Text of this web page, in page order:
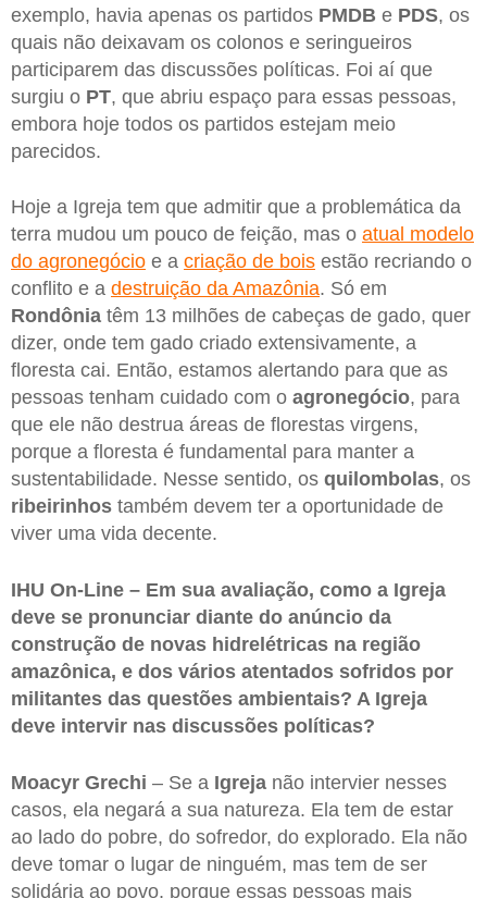
exemplo, havia apenas os partidos PMDB e PDS, os
quais não deixavam os colonos e seringueiros
participarem das discussões políticas. Foi aí que
surgiu o PT, que abriu espaço para essas pessoas,
embora hoje todos os partidos estejam meio
parecidos.
Hoje a Igreja tem que admitir que a problemática da
terra mudou um pouco de feição, mas o atual modelo
do agronegócio e a criação de bois estão recriando o
conflito e a destruição da Amazônia. Só em
Rondônia têm 13 milhões de cabeças de gado, quer
dizer, onde tem gado criado extensivamente, a
floresta cai. Então, estamos alertando para que as
pessoas tenham cuidado com o agronegócio, para
que ele não destrua áreas de florestas virgens,
porque a floresta é fundamental para manter a
sustentabilidade. Nesse sentido, os quilombolas, os
ribeirinhos também devem ter a oportunidade de
viver uma vida decente.
IHU On-Line – Em sua avaliação, como a Igreja
deve se pronunciar diante do anúncio da
construção de novas hidrelétricas na região
amazônica, e dos vários atentados sofridos por
militantes das questões ambientais? A Igreja
deve intervir nas discussões políticas?
Moacyr Grechi – Se a Igreja não intervier nesses
casos, ela negará a sua natureza. Ela tem de estar
ao lado do pobre, do sofredor, do explorado. Ela não
deve tomar o lugar de ninguém, mas tem de ser
solidária ao povo, porque essas pessoas mais